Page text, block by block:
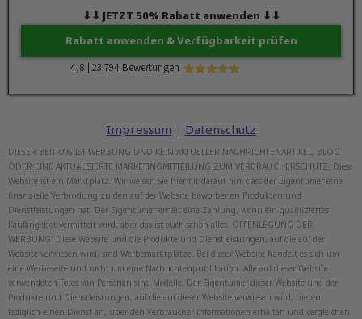
⬇︎⬇︎ JETZT 50% Rabatt anwenden ⬇︎⬇︎
Rabatt anwenden & Verfügbarkeit prüfen
4,8 | 23.794 Bewertungen
Impressum | Datenschutz
DIESER BEITRAG IST WERBUNG UND KEIN AKTUELLER NACHRICHTENARTIKEL, BLOG
ODER EINE AKTUALISIERTE MARKETINGMITTEILUNG ZUM VERBRAUCHERSCHUTZ: Diese
Website ist ein Marktplatz. Wir weisen Sie hiermit darauf hin, dass der Eigentümer eine
finanzielle Verbindung zu den auf der Website beworbenen Produkten und
Dienstleistungen hat. Der Eigentümer erhält eine Zahlung, wenn ein qualifiziertes
Kaufangebot vermittelt wird, aber das ist auch schon alles. OFFENLEGUNG DER
WERBUNG: Diese Website und die Produkte und Dienstleistungen, auf die auf der
Website verwiesen wird, sind Werbemarktplätze. Bei dieser Website handelt es sich um
eine Werbeseite und nicht um eine Nachrichtenpublikation. Alle auf dieser Website
verwendeten Fotos von Personen sind Modelle. Der Eigentümer dieser Website und der
Produkte und Dienstleistungen, auf die auf dieser Website verwiesen wird, bieten
lediglich einen Dienst an, über den Verbraucher Informationen erhalten und vergleichen